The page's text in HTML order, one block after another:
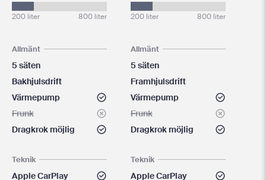
200 liter 800 liter
Allmänt
5 säten
Bakhjulsdrift
Värmepump
Frunk
Dragkrok möjlig
Teknik
Apple CarPlay
200 liter 800 liter
Allmänt
5 säten
Framhjulsdrift
Värmepump
Frunk
Dragkrok möjlig
Teknik
Apple CarPlay